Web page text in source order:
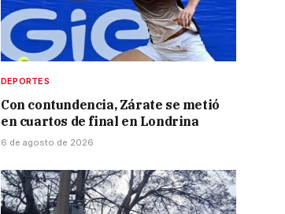
DEPORTES
Con contundencia, Zárate se metió
en cuartos de final en Londrina
6 de agosto de 2026